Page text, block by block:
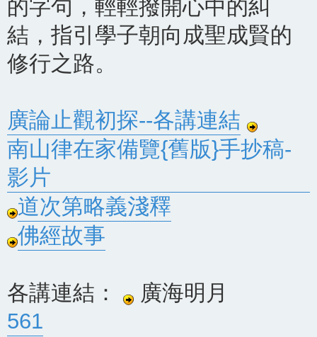
的字句，輕輕撥開心中的糾
結，指引學子朝向成聖成賢的
修行之路。
廣論止觀初探--各講連結
南山律在家備覽{舊版}手抄稿-
影片
道次第略義淺釋
佛經故事
各講連結：
廣海明月
561